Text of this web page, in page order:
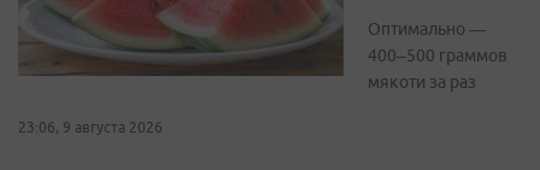
Оптимально —
400–500 граммов
мякоти за раз
23:06, 9 августа 2026